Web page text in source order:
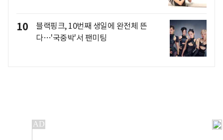
10
블랙핑크, 10번째 생일에 완전체 뜬
다…'국중박'서 팬미팅